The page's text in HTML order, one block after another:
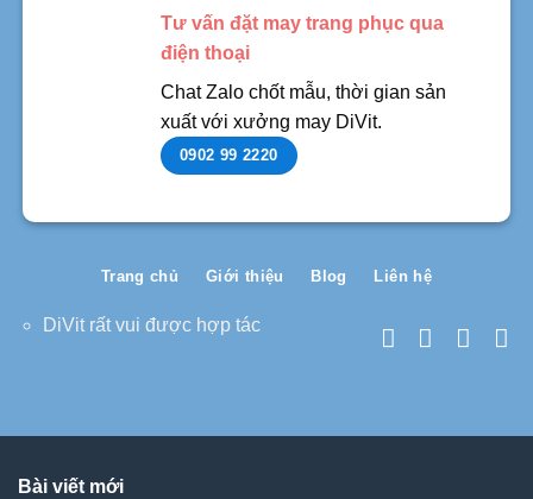
Tư vấn đặt may trang phục qua
điện thoại
Chat Zalo chốt mẫu, thời gian sản
xuất với xưởng may DiVit.
0902 99 2220
DiVit rất vui được hợp tác
Trang chủ Giới thiệu Blog Liên hệ
Bài viết mới